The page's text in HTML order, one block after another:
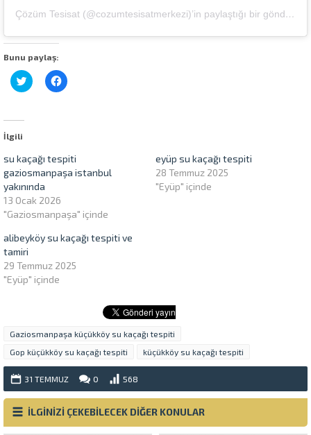
Çözüm Tesisat (@cozumtesisatmerkezi)’in paylaştığı bir gönderi
Bunu paylaş:
Twitter
üzerinde
Facebook'ta
paylaşmak
İlgili
su kaçağı tespiti
gaziosmanpaşa istanbul
yakınında
13 Ocak 2026
"Gaziosmanpaşa" içinde
eyüp su kaçağı tespiti
28 Temmuz 2025
"Eyüp" içinde
alibeyköy su kaçağı tespiti ve
tamiri
29 Temmuz 2025
"Eyüp" içinde
Gaziosmanpaşa küçükköy su kaçağı tespiti
Gop küçükköy su kaçağı tespiti
küçükköy su kaçağı tespiti
31 TEMMUZ 0 568
İLGİNİZİ ÇEKEBİLECEK DİĞER KONULAR